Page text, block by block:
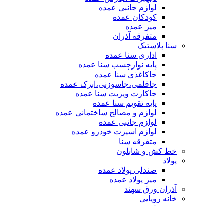
لوازم جانبی عمده
کودکان عمده
میز عمده
متفرقه آذران
سنا پلاستیک
اداری سنا عمده
پایه نوارچسب سنا عمده
جاکاغذی سنا عمده
جاقلمی،جاسوزنی،ابرک عمده
جاکارت ویزیت سنا عمده
پایه تقویم سنا عمده
لوازم و مصالح ساختمانی عمده
لوازم جانبی عمده
لوازم اسپرت خودرو عمده
متفرقه سنا
خط کش و شابلون
پولاد
صندلی پولاد عمده
میز پولاد عمده
آذران ورق سهند
خانه رویایی